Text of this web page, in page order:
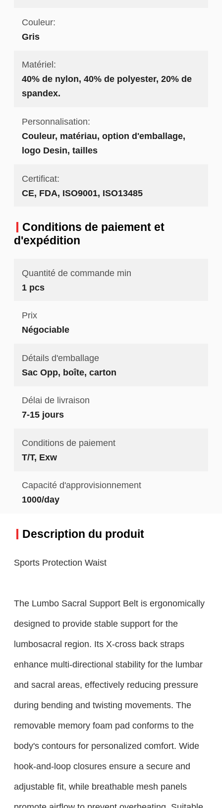
Couleur:
Gris
Matériel:
40% de nylon, 40% de polyester, 20% de
spandex.
Personnalisation:
Couleur, matériau, option d'emballage,
logo Desin, tailles
Certificat:
CE, FDA, ISO9001, ISO13485
Conditions de paiement et
d'expédition
Quantité de commande min
1 pcs
Prix
Négociable
Détails d'emballage
Sac Opp, boîte, carton
Délai de livraison
7-15 jours
Conditions de paiement
T/T, Exw
Capacité d'approvisionnement
1000/day
Description du produit
Sports Protection Waist
The Lumbo Sacral Support Belt is ergonomically
designed to provide stable support for the
lumbosacral region. Its X-cross back straps
enhance multi-directional stability for the lumbar
and sacral areas, effectively reducing pressure
during bending and twisting movements. The
removable memory foam pad conforms to the
body's contours for personalized comfort. Wide
hook-and-loop closures ensure a secure and
adjustable fit, while breathable mesh panels